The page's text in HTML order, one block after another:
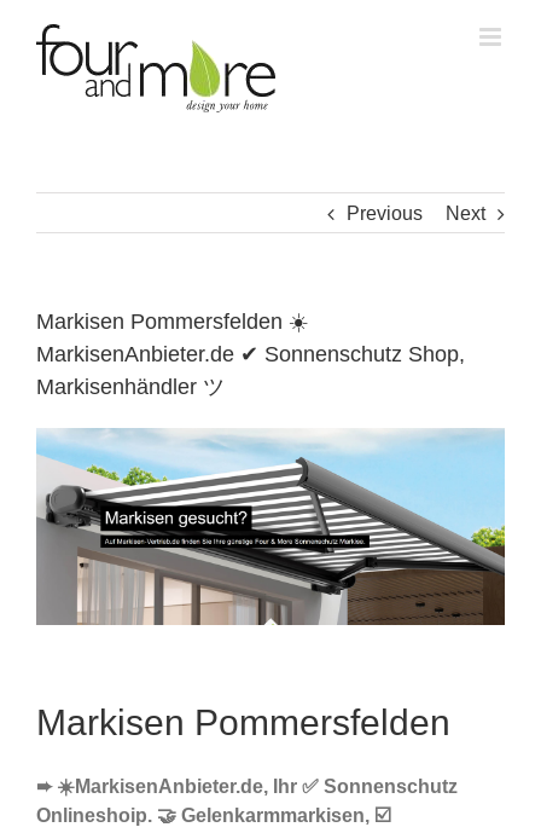
content
Previous Next
Markisen Pommersfelden ☀️
MarkisenAnbieter.de ✔ Sonnenschutz Shop,
Markisenhändler ツ
Markisen Pommersfelden
➨ ☀️MarkisenAnbieter.de, Ihr ✅ Sonnenschutz
Onlineshoip. 🤝 Gelenkarmmarkisen, ☑️